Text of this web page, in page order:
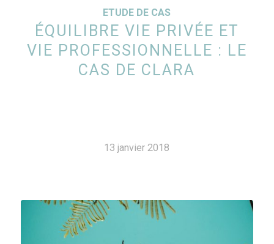
ETUDE DE CAS
ÉQUILIBRE VIE PRIVÉE ET
VIE PROFESSIONNELLE : LE
CAS DE CLARA
13 janvier 2018